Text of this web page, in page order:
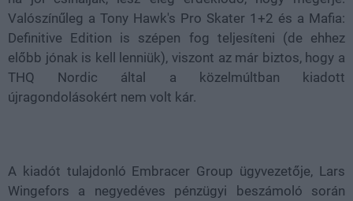
Valószínűleg a Tony Hawk's Pro Skater 1+2 és a Mafia:
Definitive Edition is szépen fog teljesíteni (de ehhez
előbb jónak is kell lenniük), viszont az már biztos, hogy a
THQ Nordic által a közelmúltban kiadott
újragondolásokért nem volt kár.
A kiadót tulajdonló Embracer Group ügyvezetője, Lars
Wingefors a negyedéves pénzügyi beszámoló során